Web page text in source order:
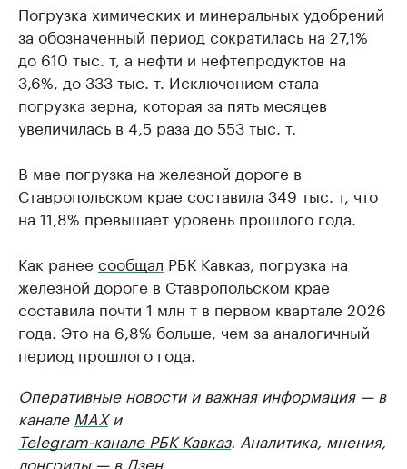
Погрузка химических и минеральных удобрений
за обозначенный период сократилась на 27,1%
до 610 тыс. т, а нефти и нефтепродуктов на
3,6%, до 333 тыс. т. Исключением стала
погрузка зерна, которая за пять месяцев
увеличилась в 4,5 раза до 553 тыс. т.
В мае погрузка на железной дороге в
Ставропольском крае составила 349 тыс. т, что
на 11,8% превышает уровень прошлого года.
Как ранее сообщал РБК Кавказ, погрузка на
железной дороге в Ставропольском крае
составила почти 1 млн т в первом квартале 2026
года. Это на 6,8% больше, чем за аналогичный
период прошлого года.
Оперативные новости и важная информация — в
канале MAXи
Telegram-канале РБК Кавказ. Аналитика, мнения,
лонгриды — в Дзен